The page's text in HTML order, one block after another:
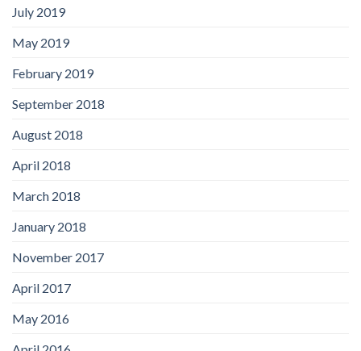
July 2019
May 2019
February 2019
September 2018
August 2018
April 2018
March 2018
January 2018
November 2017
April 2017
May 2016